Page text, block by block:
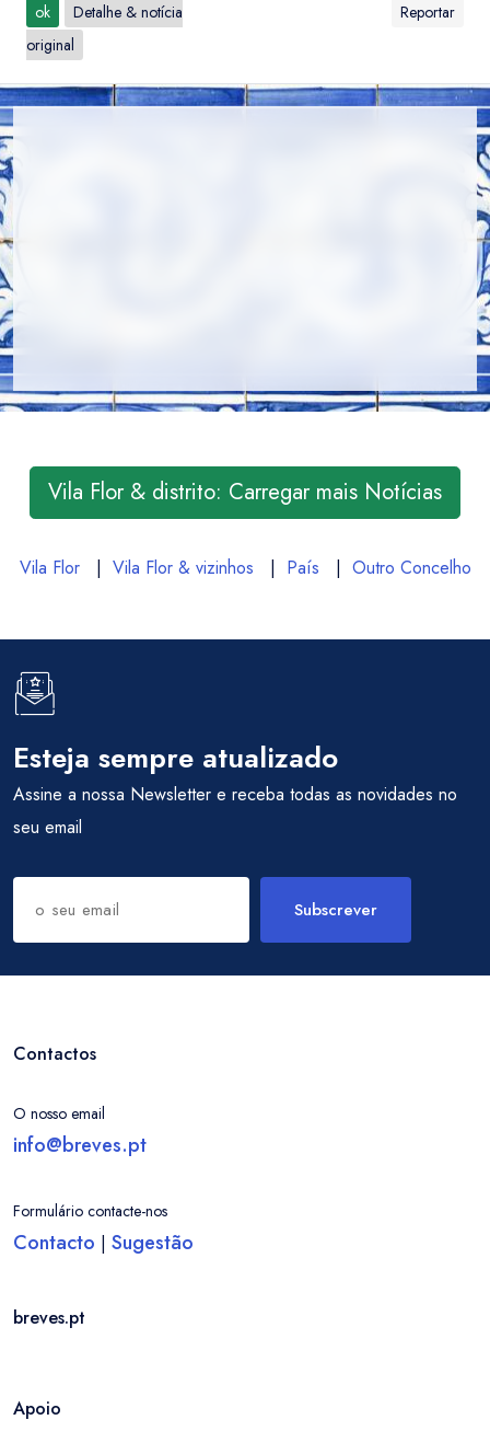
ok
Detalhe & notícia
original
Reportar
Vila Flor & distrito: Carregar mais Notícias
Vila Flor| Vila Flor & vizinhos | País | Outro Concelho
Esteja sempre atualizado
Assine a nossa Newsletter e receba todas as novidades no
seu email
Subscrever
Contactos
O nosso email
info@breves.pt
Formulário contacte-nos
Contacto | Sugestão
breves.pt
Apoio